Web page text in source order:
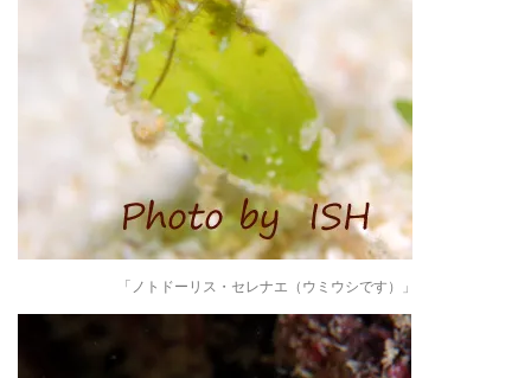
「ノトドーリス・セレナエ（ウミウシです）」